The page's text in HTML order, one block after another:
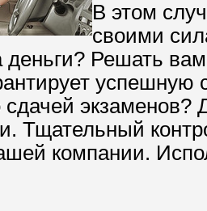
В этом
своими
деньги? Решать
сдачей
Тщательный
компании.